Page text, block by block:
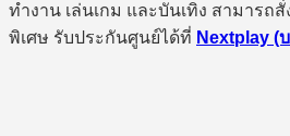
ทำงาน เล่นเกม และบันเทิง สามารถ
พิเศษ รับประกันศูนย์ได้ที่ Nextplay (